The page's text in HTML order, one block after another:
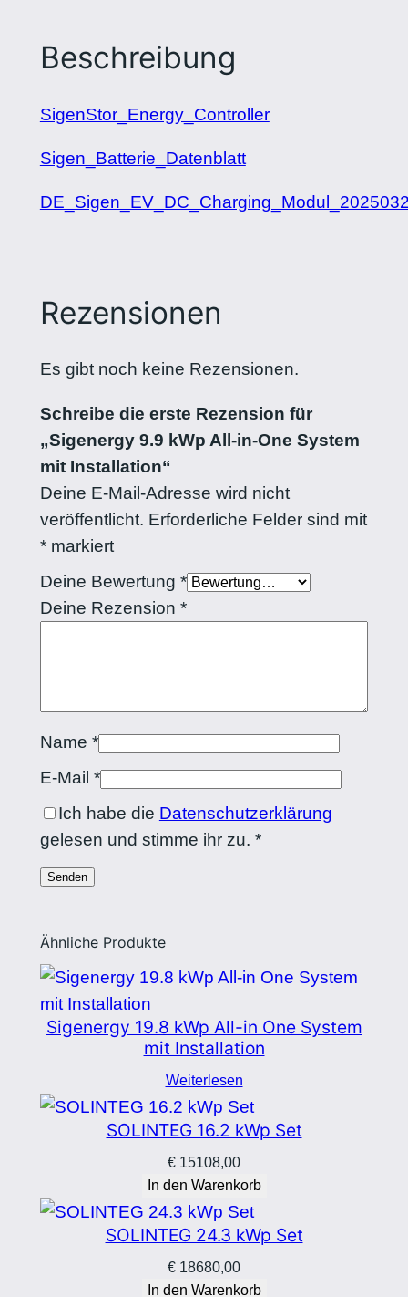
Beschreibung
SigenStor_Energy_Controller
Sigen_Batterie_Datenblatt
Rezensionen
Es gibt noch keine Rezensionen.
Schreibe die erste Rezension für
„Sigenergy 9.9 kWp All-in-One System
mit Installation“
Deine E-Mail-Adresse wird nicht
veröffentlicht. Erforderliche Felder sind mit
*markiert
Deine Bewertung *
Deine Rezension *
Name *
E-Mail *
Ich habe die Datenschutzerklärung
gelesen und stimme ihr zu. *
Ähnliche Produkte
Sigenergy 19.8 kWp All-in One System
mit Installation
Weiterlesen
SOLINTEG 16.2 kWp Set
€ 15108,00
In den Warenkorb
SOLINTEG 24.3 kWp Set
€ 18680,00
In den Warenkorb